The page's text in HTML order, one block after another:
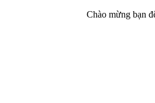
Chào mừng bạn đến với Việt